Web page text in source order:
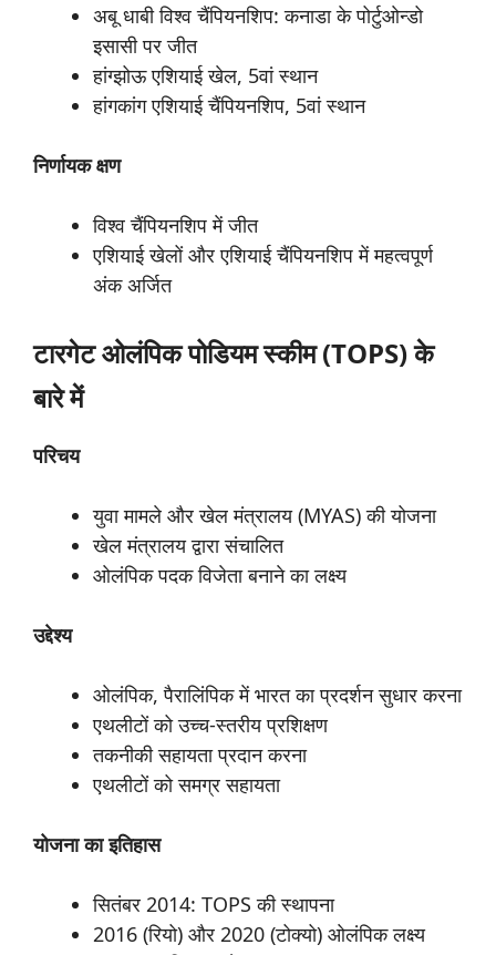
अबू धाबी विश्व चैंपियनशिप: कनाडा के पोर्टुओन्डो
इसासी पर जीत
हांग्झोऊ एशियाई खेल, 5वां स्थान
हांगकांग एशियाई चैंपियनशिप, 5वां स्थान
निर्णायकक्षण
विश्व चैंपियनशिप में जीत
एशियाई खेलों और एशियाई चैंपियनशिप में महत्वपूर्ण
अंक अर्जित
टारगेटओलंपिकपोडियमस्कीम(TOPS) के
बारे में
परिचय
युवा मामले और खेल मंत्रालय (MYAS) की योजना
खेल मंत्रालय द्वारा संचालित
ओलंपिक पदक विजेता बनाने का लक्ष्य
उद्देश्य
ओलंपिक, पैरालिंपिक में भारत का प्रदर्शन सुधार करना
एथलीटों को उच्च-स्तरीय प्रशिक्षण
तकनीकी सहायता प्रदान करना
एथलीटों को समग्र सहायता
योजनाकाइतिहास
सितंबर 2014: TOPS की स्थापना
2016 (रियो) और 2020 (टोक्यो) ओलंपिक लक्ष्य